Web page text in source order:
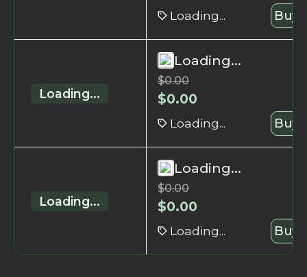
Loading... Buy
Loading...
Loading...
$0.00
$0.00
Loading... Buy
Loading...
Loading...
$0.00
$0.00
Loading... Buy